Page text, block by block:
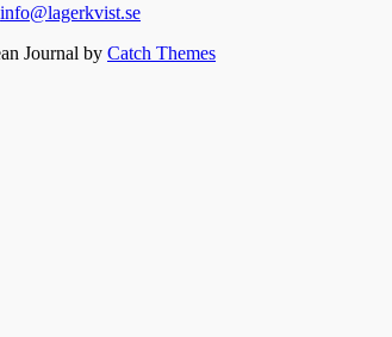
info@lagerkvist.se
Journal by Catch Themes